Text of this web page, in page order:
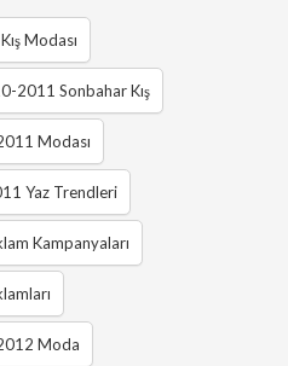
Modası
2011 Sonbahar Kış
Modası
Yaz Trendleri
Kampanyaları
Moda